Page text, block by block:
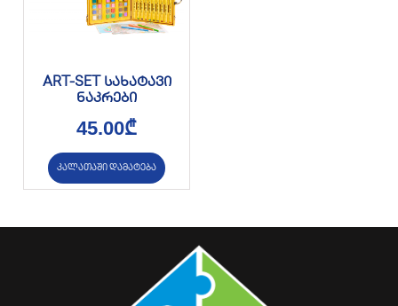
ART-SET სახატავი
ნაკრები
45.00₾
კალათაში დამატება